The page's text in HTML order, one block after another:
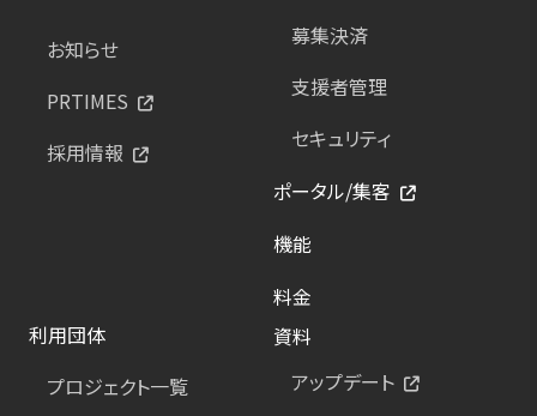
お知らせ
PRTIMES
採用情報
募集決済
支援者管理
セキュリティ
ポータル/集客
機能
料金
利用団体
プロジェクト一覧
資料
アップデート